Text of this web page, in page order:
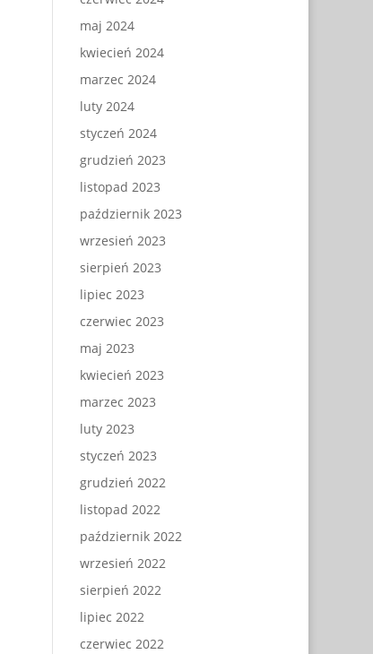
maj 2024
kwiecień 2024
marzec 2024
luty 2024
styczeń 2024
grudzień 2023
listopad 2023
październik 2023
wrzesień 2023
sierpień 2023
lipiec 2023
czerwiec 2023
maj 2023
kwiecień 2023
marzec 2023
luty 2023
styczeń 2023
grudzień 2022
listopad 2022
październik 2022
wrzesień 2022
sierpień 2022
lipiec 2022
czerwiec 2022